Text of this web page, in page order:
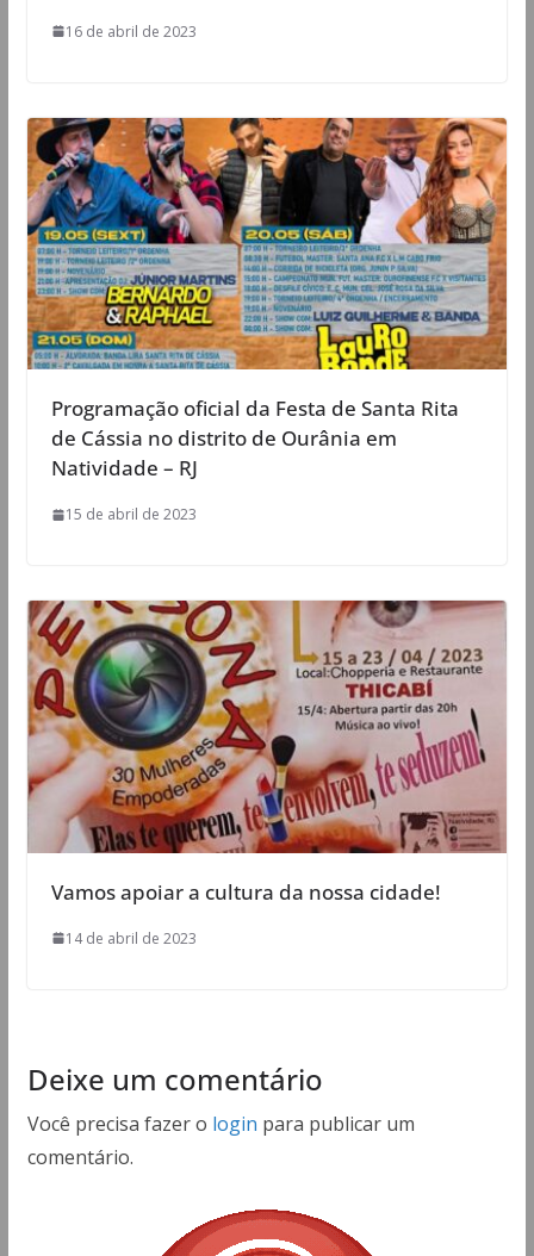
16 de abril de 2023
Programação oficial da Festa de Santa Rita
de Cássia no distrito de Ourânia em
Natividade – RJ
15 de abril de 2023
Vamos apoiar a cultura da nossa cidade!
14 de abril de 2023
Deixe um comentário
Você precisa fazer o login para publicar um
comentário.